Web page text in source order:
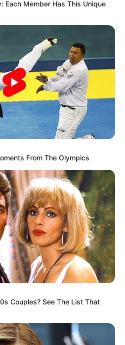
Each Member Has This Unique
From The Olympics
Couples? See The List That